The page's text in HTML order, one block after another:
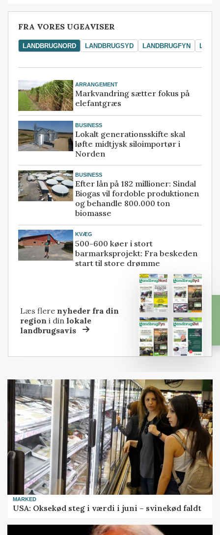
FRA VORES UGEAVISER
LANDBRUGNORD LANDBRUGSYD LANDBRUGFYN
ARRANGEMENT
Markvandring sætter fokus på
elefantgræs
BUSINESS
Lokalt generationsskifte skal
løfte midtjysk siloimportør i
Norden
BUSINESS
Efter lån på 182 millioner: Sindal
Biogas vil fordoble produktionen
og behandle 800.000 ton
biomasse
KVÆG
500-600 køer i stort
barmarksprojekt: Fra beskeden
start til store drømme
Læs flere nyheder fra din
region i dinlokale
landbrugsavis
MARKED
USA: Oksekød steg i værdi i juni – svinekød faldt